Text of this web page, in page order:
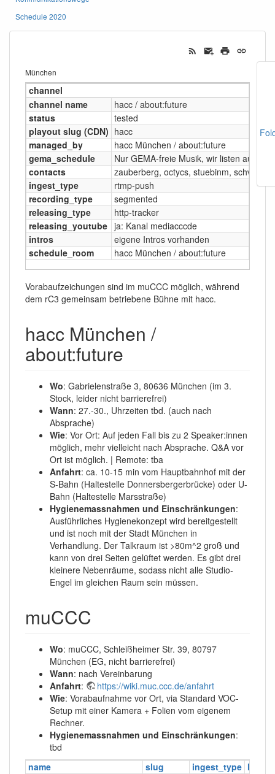
Schedule 2020
München
channel
channel name
hacc / about:future
status
tested
playout slug (CDN) hacc
managed_by
hacc München / about:future
gema_schedule
Nur GEMA-freie Musik, wir listen auf
contacts
zauberberg, octycs, stuebinm, schweby
ingest_type
rtmp-push
recording_type
segmented
releasing_type
http-tracker
releasing_youtube ja: Kanal mediacccde
intros
eigene Intros vorhanden
schedule_room
hacc München / about:future
Vorabaufzeichungen sind im muCCC möglich, während
dem rC3 gemeinsam betriebene Bühne mit hacc.
hacc München /
about:future
Wo: Gabrielenstraße 3, 80636 München (im 3.
Stock, leider nicht barrierefrei)
Wann: 27.-30., Uhrzeiten tbd. (auch nach
Absprache)
Wie: Vor Ort: Auf jeden Fall bis zu 2 Speaker:innen
möglich, mehr vielleicht nach Absprache. Q&A vor
Ort ist möglich. | Remote: tba
Anfahrt: ca. 10-15 min vom Hauptbahnhof mit der
S-Bahn (Haltestelle Donnersbergerbrücke) oder U-
Bahn (Haltestelle Marsstraße)
Hygienemassnahmen und Einschränkungen:
Ausführliches Hygienekonzept wird bereitgestellt
und ist noch mit der Stadt München in
Verhandlung. Der Talkraum ist >80m^2 groß und
kann von drei Seiten gelüftet werden. Es gibt drei
kleinere Nebenräume, sodass nicht alle Studio-
Engel im gleichen Raum sein müssen.
muCCC
Wo: muCCC, Schleißheimer Str. 39, 80797
München (EG, nicht barrierefrei)
Wann: nach Vereinbarung
Anfahrt:
https://wiki.muc.ccc.de/anfahrt
Wie: Vorabaufnahme vor Ort, via Standard VOC-
Setup mit einer Kamera + Folien vom eigenem
Rechner.
Hygienemassnahmen und Einschränkungen:
tbd
name
slug ingest_type